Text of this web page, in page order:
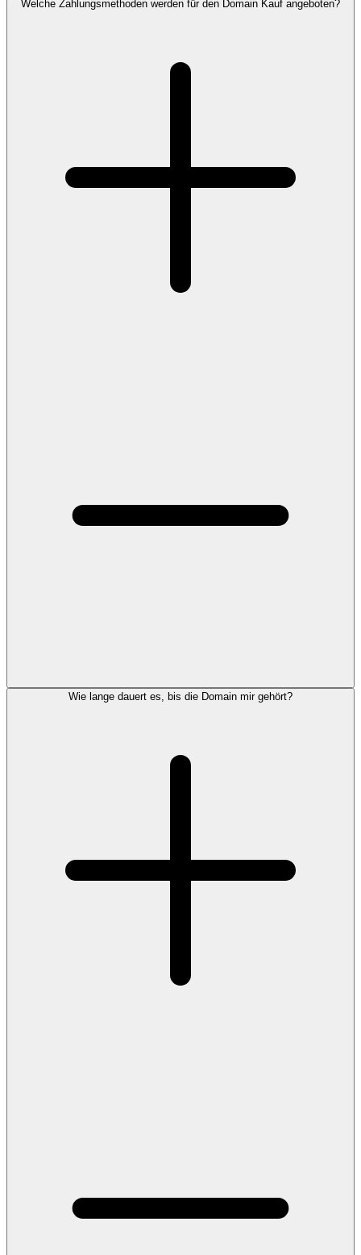
Welche Zahlungsmethoden werden für den Domain Kauf angeboten?
Wie lange dauert es, bis die Domain mir gehört?